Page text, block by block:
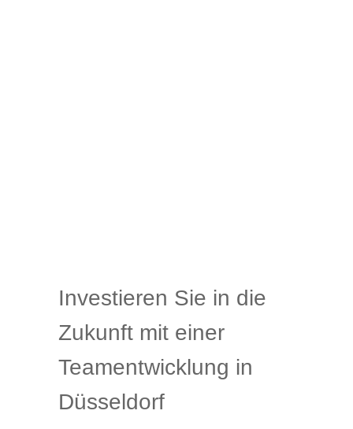
Investieren Sie in die
Zukunft mit einer
Teamentwicklung in
Düsseldorf